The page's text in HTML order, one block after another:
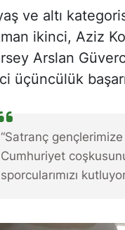
ve altı
ikinci, Aziz
Arslan
üçüncülük
“Satranç
Cumhuriyet
sporcularımızı